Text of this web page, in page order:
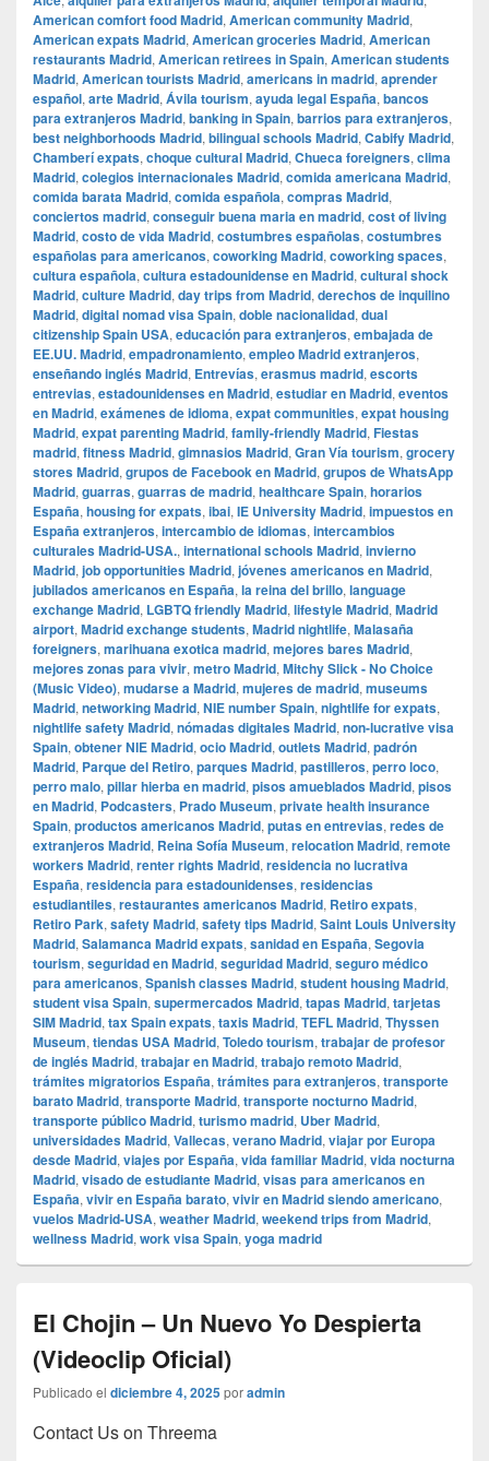
American comfort food Madrid, American community Madrid,
American expats Madrid, American groceries Madrid, American
restaurants Madrid, American retirees in Spain, American students
Madrid, American tourists Madrid, americans in madrid, aprender
español, arte Madrid, Ávila tourism, ayuda legal España, bancos
para extranjeros Madrid, banking in Spain, barrios para extranjeros,
best neighborhoods Madrid, bilingual schools Madrid, Cabify Madrid,
Chamberí expats, choque cultural Madrid, Chueca foreigners, clima
Madrid, colegios internacionales Madrid, comida americana Madrid,
comida barata Madrid, comida española, compras Madrid,
conciertos madrid, conseguir buena maria en madrid, cost of living
Madrid, costo de vida Madrid, costumbres españolas, costumbres
españolas para americanos, coworking Madrid, coworking spaces,
cultura española, cultura estadounidense en Madrid, cultural shock
Madrid, culture Madrid, day trips from Madrid, derechos de inquilino
Madrid, digital nomad visa Spain, doble nacionalidad, dual
citizenship Spain USA, educación para extranjeros, embajada de
EE.UU. Madrid, empadronamiento, empleo Madrid extranjeros,
enseñando inglés Madrid, Entrevías, erasmus madrid, escorts
entrevias, estadounidenses en Madrid, estudiar en Madrid, eventos
en Madrid, exámenes de idioma, expat communities, expat housing
Madrid, expat parenting Madrid, family-friendly Madrid, Fiestas
madrid, fitness Madrid, gimnasios Madrid, Gran Vía tourism, grocery
stores Madrid, grupos de Facebook en Madrid, grupos de WhatsApp
Madrid, guarras, guarras de madrid, healthcare Spain, horarios
España, housing for expats, ibai, IE University Madrid, impuestos en
España extranjeros, intercambio de idiomas, intercambios
culturales Madrid-USA., international schools Madrid, invierno
Madrid, job opportunities Madrid, jóvenes americanos en Madrid,
jubilados americanos en España, la reina del brillo, language
exchange Madrid, LGBTQ friendly Madrid, lifestyle Madrid, Madrid
airport, Madrid exchange students, Madrid nightlife, Malasaña
foreigners, marihuana exotica madrid, mejores bares Madrid,
mejores zonas para vivir, metro Madrid, Mitchy Slick - No Choice
(Music Video), mudarse a Madrid, mujeres de madrid, museums
Madrid, networking Madrid, NIE number Spain, nightlife for expats,
nightlife safety Madrid, nómadas digitales Madrid, non-lucrative visa
Spain, obtener NIE Madrid, ocio Madrid, outlets Madrid, padrón
Madrid, Parque del Retiro, parques Madrid, pastilleros, perro loco,
perro malo, pillar hierba en madrid, pisos amueblados Madrid, pisos
en Madrid, Podcasters, Prado Museum, private health insurance
Spain, productos americanos Madrid, putas en entrevias, redes de
extranjeros Madrid, Reina Sofía Museum, relocation Madrid, remote
workers Madrid, renter rights Madrid, residencia no lucrativa
España, residencia para estadounidenses, residencias
estudiantiles, restaurantes americanos Madrid, Retiro expats,
Retiro Park, safety Madrid, safety tips Madrid, Saint Louis University
Madrid, Salamanca Madrid expats, sanidad en España, Segovia
tourism, seguridad en Madrid, seguridad Madrid, seguro médico
para americanos, Spanish classes Madrid, student housing Madrid,
student visa Spain, supermercados Madrid, tapas Madrid, tarjetas
SIM Madrid, tax Spain expats, taxis Madrid, TEFL Madrid, Thyssen
Museum, tiendas USA Madrid, Toledo tourism, trabajar de profesor
de inglés Madrid, trabajar en Madrid, trabajo remoto Madrid,
trámites migratorios España, trámites para extranjeros, transporte
barato Madrid, transporte Madrid, transporte nocturno Madrid,
transporte público Madrid, turismo madrid, Uber Madrid,
universidades Madrid, Vallecas, verano Madrid, viajar por Europa
desde Madrid, viajes por España, vida familiar Madrid, vida nocturna
Madrid, visado de estudiante Madrid, visas para americanos en
España, vivir en España barato, vivir en Madrid siendo americano,
vuelos Madrid-USA, weather Madrid, weekend trips from Madrid,
wellness Madrid, work visa Spain, yoga madrid
El Chojin – Un Nuevo Yo Despierta
(Videoclip Oficial)
Publicado el diciembre 4, 2025poradmin
Contact Us on Threema